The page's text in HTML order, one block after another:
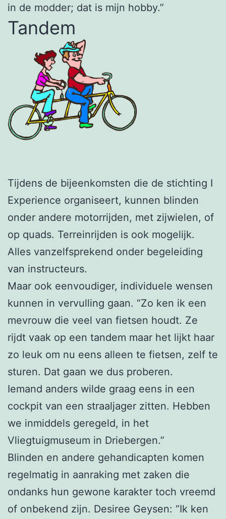
in de modder; dat is mijn hobby.”
Tandem
Tijdens de bijeenkomsten die de stichting I
Experience organiseert, kunnen blinden
onder andere motorrijden, met zijwielen, of
op quads. Terreinrijden is ook mogelijk.
Alles vanzelfsprekend onder begeleiding
van instructeurs.
Maar ook eenvoudiger, individuele wensen
kunnen in vervulling gaan. “Zo ken ik een
mevrouw die veel van fietsen houdt. Ze
rijdt vaak op een tandem maar het lijkt haar
zo leuk om nu eens alleen te fietsen, zelf te
sturen. Dat gaan we dus proberen.
Iemand anders wilde graag eens in een
cockpit van een straaljager zitten. Hebben
we inmiddels geregeld, in het
Vliegtuigmuseum in Driebergen.”
Blinden en andere gehandicapten komen
regelmatig in aanraking met zaken die
ondanks hun gewone karakter toch vreemd
of onbekend zijn. Desiree Geysen: “Ik ken